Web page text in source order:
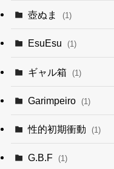
壺ぬま (1)
EsuEsu (1)
ギャル箱 (1)
Garimpeiro (1)
性的初期衝動 (1)
G.B.F (1)